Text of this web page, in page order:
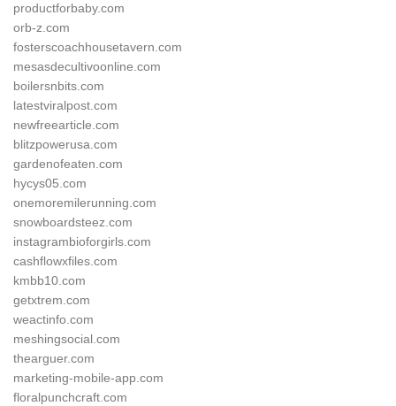
productforbaby.com
orb-z.com
fosterscoachhousetavern.com
mesasdecultivoonline.com
boilersnbits.com
latestviralpost.com
newfreearticle.com
blitzpowerusa.com
gardenofeaten.com
hycys05.com
onemoremilerunning.com
snowboardsteez.com
instagrambioforgirls.com
cashflowxfiles.com
kmbb10.com
getxtrem.com
weactinfo.com
meshingsocial.com
thearguer.com
marketing-mobile-app.com
floralpunchcraft.com